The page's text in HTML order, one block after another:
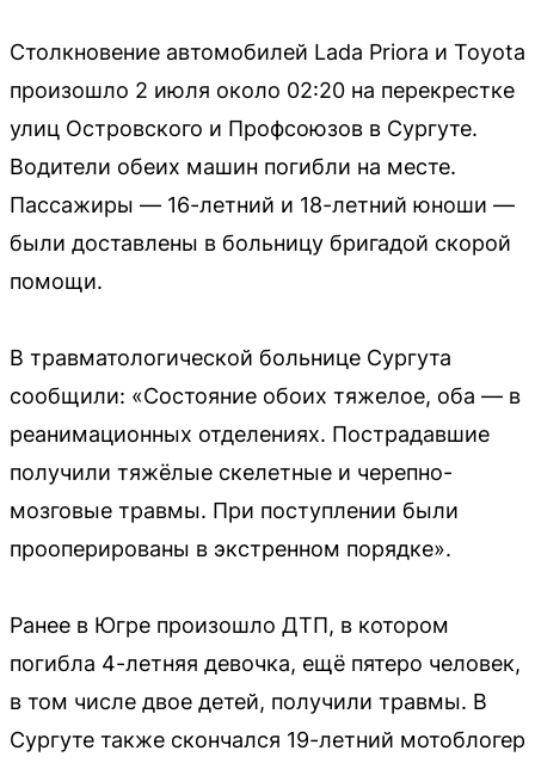
Столкновение автомобилей Lada Priora и Toyota
произошло 2 июля около 02:20 на перекрестке
улиц Островского и Профсоюзов в Сургуте.
Водители обеих машин погибли на месте.
Пассажиры — 16-летний и 18-летний юноши —
были доставлены в больницу бригадой скорой
помощи.
В травматологической больнице Сургута
сообщили: «Состояние обоих тяжелое, оба — в
реанимационных отделениях. Пострадавшие
получили тяжёлые скелетные и черепно-
мозговые травмы. При поступлении были
прооперированы в экстренном порядке».
Ранее в Югре произошло ДТП, в котором
погибла 4-летняя девочка, ещё пятеро человек,
в том числе двое детей, получили травмы. В
Сургуте также скончался 19-летний мотоблогер